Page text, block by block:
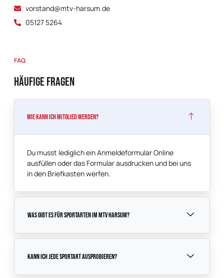
vorstand@mtv-harsum.de
05127 5264
FAQ
Häufige Fragen
Wie kann ich Mitglied werden?
Du musst lediglich ein Anmeldeformular Online
ausfüllen oder das Formular ausdrucken und bei uns
in den Briefkasten werfen.
Was gibt es für Sportarten im MTV Harsum?
Kann ich Jede Sportart ausprobieren?